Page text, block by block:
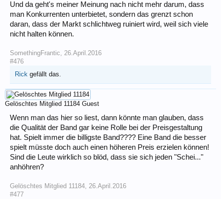
Und da geht's meiner Meinung nach nicht mehr darum, dass
man Konkurrenten unterbietet, sondern das grenzt schon
daran, dass der Markt schlichtweg ruiniert wird, weil sich viele
nicht halten können.
SomethingFrantic, 26.April.2016
#476
Rick gefällt das.
Gelöschtes Mitglied 11184 Guest
Wenn man das hier so liest, dann könnte man glauben, dass
die Qualität der Band gar keine Rolle bei der Preisgestaltung
hat. Spielt immer die billigste Band???? Eine Band die besser
spielt müsste doch auch einen höheren Preis erzielen können!
Sind die Leute wirklich so blöd, dass sie sich jeden "Schei..."
anhöhren?
Gelöschtes Mitglied 11184, 26.April.2016
#477